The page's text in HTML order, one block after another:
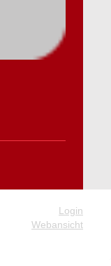
Login
Webansicht